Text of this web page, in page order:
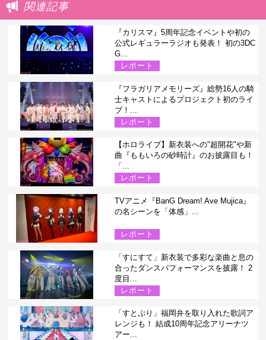
関連記事
『カリスマ』5周年記念イベントや初の
公式レギュラーラジオも発表！ 初の3DC
G...
レポート
『フラガリアメモリーズ』総勢16人の騎
士キャストによるプロジェクト初のライ
ブ！...
レポート
【ホロライブ】新衣装への"超開花"や新
曲『ももいろの砂時計』のお披露目も！
「...
レポート
TVアニメ『BanG Dream! Ave Mujica』
の名シーンを「体感」...
レポート
「すにすて」新衣装で多彩な楽曲と息の
合ったダンスパフォーマンスを披露！ 2
度目...
レポート
「すとぷり」福岡弁を取り入れた歌詞ア
レンジも！ 結成10周年記念アリーナツ
アー...